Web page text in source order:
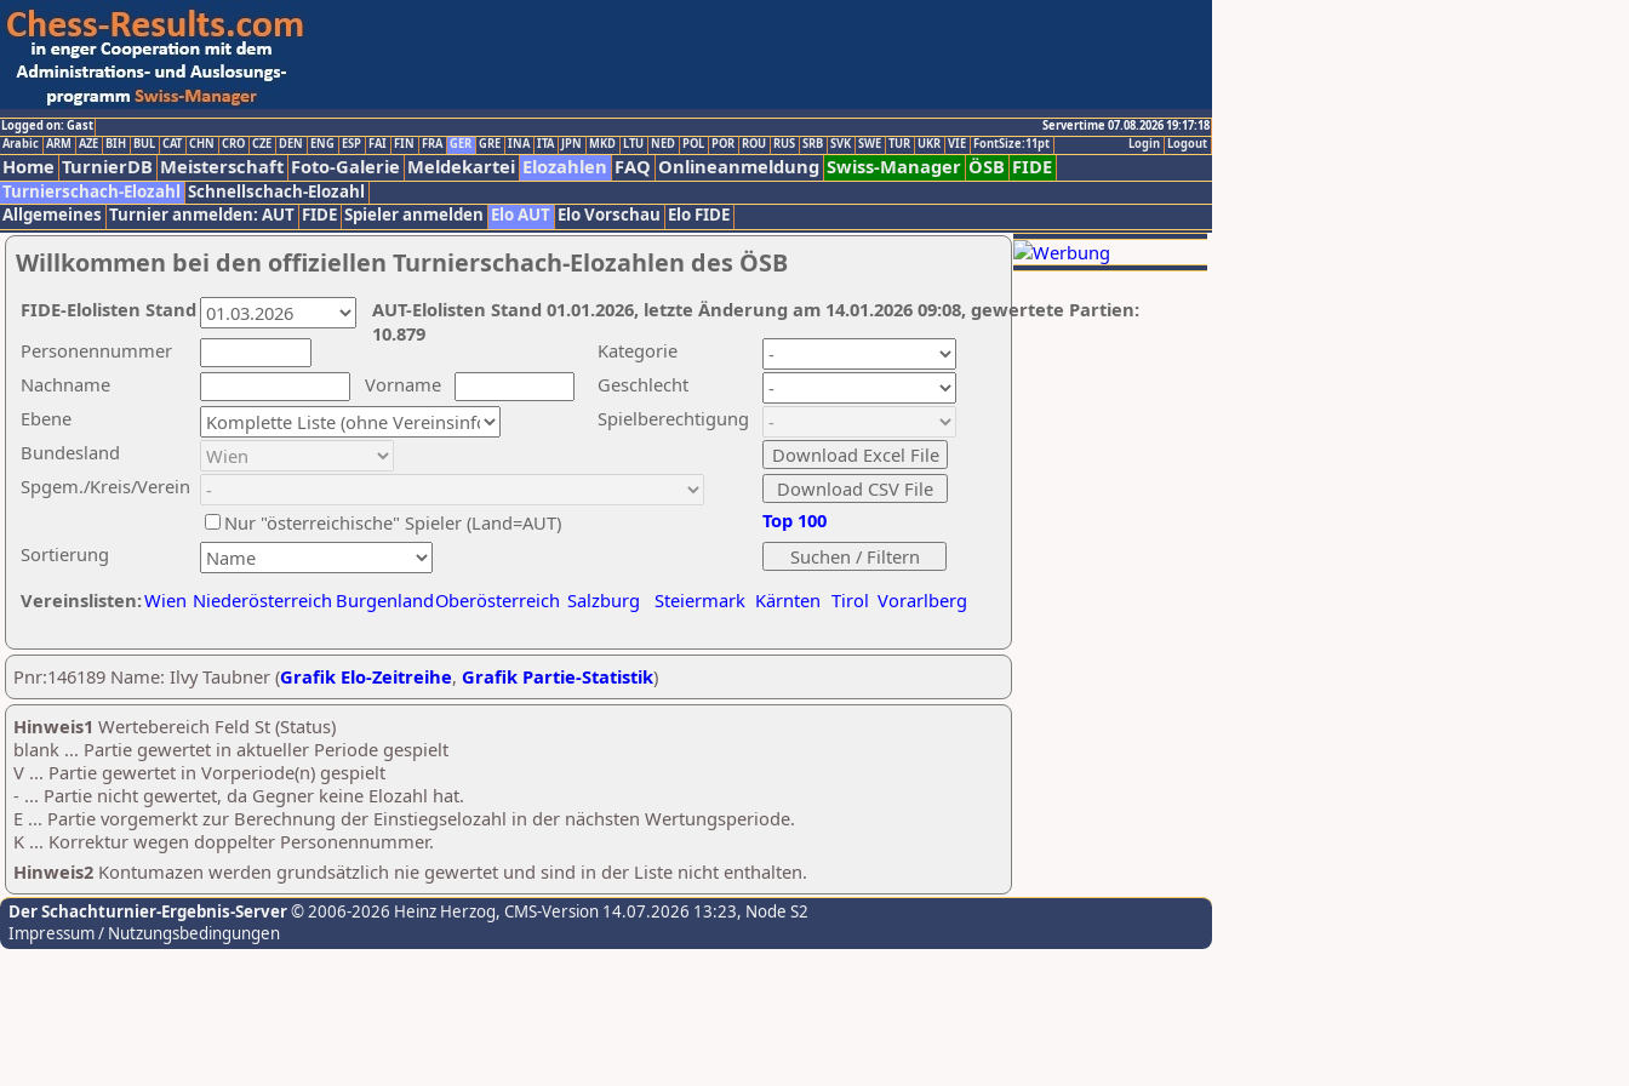
Logged on: Gast
Servertime 07.08.2026 19:17:18
Logout
Login
Arabic ARM AZE BIH BUL CAT CHN CRO CZE DEN ENG ESP FAI FIN FRA GER GRE INA ITA JPN MKD LTU NED POL POR ROU RUS SRB SVK SWE TUR UKR VIE FontSize:11pt
Home TurnierDB Meisterschaft Foto-Galerie Meldekartei Elozahlen FAQ Onlineanmeldung Swiss-Manager ÖSB FIDE
Turnierschach-Elozahl Schnellschach-Elozahl
Allgemeines Turnier anmelden: AUT FIDE Spieler anmelden Elo AUT Elo Vorschau Elo FIDE
Willkommen bei den offiziellen Turnierschach-Elozahlen des ÖSB
Nachname
Vorname
Ebene
Kategorie
Sortierung
Personennummer
Bundesland
Spgem./Kreis/Verein
Geschlecht
Nur "österreichische" Spieler (Land=AUT)
Spielberechtigung
Vereinslisten:Wien Niederösterreich BurgenlandOberösterreich Salzburg Steiermark Kärnten Tirol Vorarlberg
Top 100
AUT-Elolisten Stand 01.01.2026, letzte Änderung am 14.01.2026 09:08, gewertete Partien:
10.879
FIDE-Elolisten Stand
Pnr:146189 Name: Ilvy Taubner (Grafik Elo-Zeitreihe, Grafik Partie-Statistik)
Hinweis1 Wertebereich Feld St (Status)
blank ... Partie gewertet in aktueller Periode gespielt
V ... Partie gewertet in Vorperiode(n) gespielt
- ... Partie nicht gewertet, da Gegner keine Elozahl hat.
E ... Partie vorgemerkt zur Berechnung der Einstiegselozahl in der nächsten Wertungsperiode.
K ... Korrektur wegen doppelter Personennummer.
Hinweis2 Kontumazen werden grundsätzlich nie gewertet und sind in der Liste nicht enthalten.
Der Schachturnier-Ergebnis-Server© 2006-2026 Heinz Herzog, CMS-Version 14.07.2026 13:23, Node S2
Impressum / Nutzungsbedingungen